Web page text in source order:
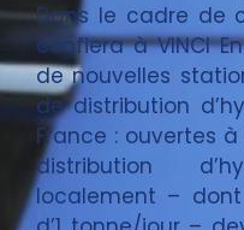
Dans le cadre de
confiera à VINCI
de nouvelles
de distribution
France : ouvertes
distribution
localement –